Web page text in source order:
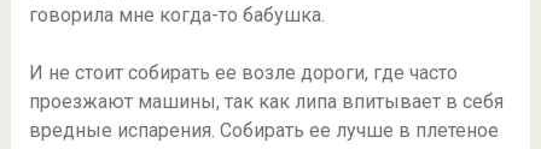
говорила мне когда-то бабушка.
И не стоит собирать ее возле дороги, где часто
проезжают машины, так как липа впитывает в себя
вредные испарения. Собирать ее лучше в плетеное